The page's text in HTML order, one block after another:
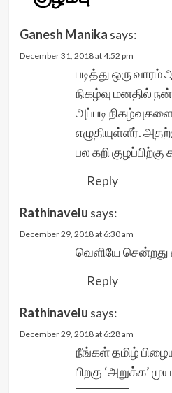
Ganesh Manika says:
December 31, 2018 at 4:52 pm
படித்து ஒரு
நிகழ்வு மனதில்
அப்படி
எழுதியுள்ளீர்.
பல கறி
Reply
Rathinavelu says:
December 29, 2018 at 6:30 am
வெளியே சென்றது
Reply
Rathinavelu says:
December 29, 2018 at 6:28 am
நீங்கள் தமிழ்
பிறகு ‘அறுக்க’